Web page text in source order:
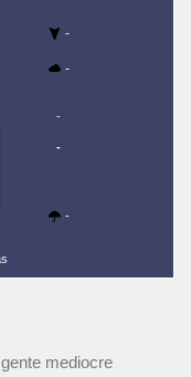
-
-
-
-
-
mediocre